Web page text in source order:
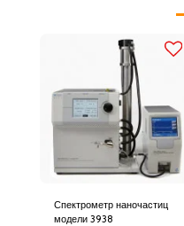
Спектрометр наночастиц
модели 3938